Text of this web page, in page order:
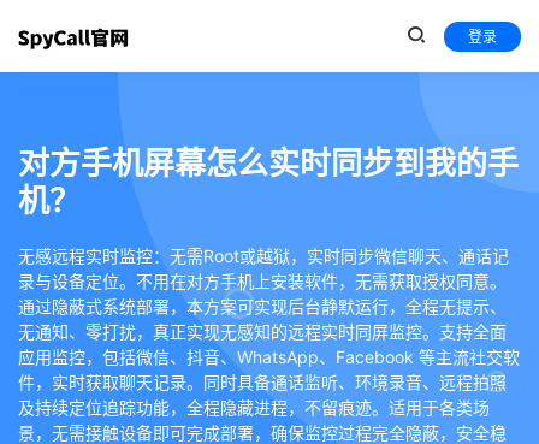
登录
对方手机屏幕怎么实时同步到我的手
机？
无感远程实时监控：无需Root或越狱，实时同步微信聊天、通话记
录与设备定位。不用在对方手机上安装软件，无需获取授权同意。
通过隐蔽式系统部署，本方案可实现后台静默运行，全程无提示、
无通知、零打扰，真正实现无感知的远程实时同屏监控。支持全面
应用监控，包括微信、抖音、WhatsApp、Facebook 等主流社交软
件，实时获取聊天记录。同时具备通话监听、环境录音、远程拍照
及持续定位追踪功能，全程隐藏进程，不留痕迹。适用于各类场
景，无需接触设备即可完成部署，确保监控过程完全隐蔽，安全稳